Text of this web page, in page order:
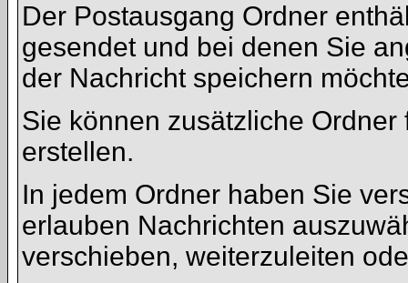
Der Postausgang Ordner
gesendet und bei denen Sie
der Nachricht speichern
Sie können zusätzliche
erstellen.
In jedem Ordner haben Sie
erlauben Nachrichten
verschieben, weiterzuleiten